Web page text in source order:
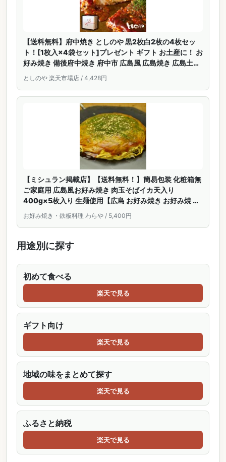
【送料無料】府中焼き としのや 黒2枚白2枚の4枚セッ
ト！[1枚入×4袋セット]プレゼント ギフト お土産に！ お
好み焼き 備後府中焼き 府中市 広島風 広島焼き 広島土産
B級グルメ ご当地グルメ 名物 冷凍食品 ワカコ酒 贈答 内
祝 おうち時間 stayhome
としのや 楽天市場店 / 4,428円
【ミシュラン掲載店】【送料無料！】簡易包装 化粧箱無
ご家庭用 広島風お好み焼き 肉玉そばイカ天入り
400g×5枚入り 生麺使用【広島 お好み焼き お好み焼 お
このみやき 広島焼き 広島焼 広島流 冷凍 冷凍食品 ご当地
粉もの ソース 】
お好み焼き・鉄板料理 わらや / 5,400円
用途別に探す
初めて食べる
楽天で見る
ギフト向け
楽天で見る
地域の味をまとめて探す
楽天で見る
ふるさと納税
楽天で見る